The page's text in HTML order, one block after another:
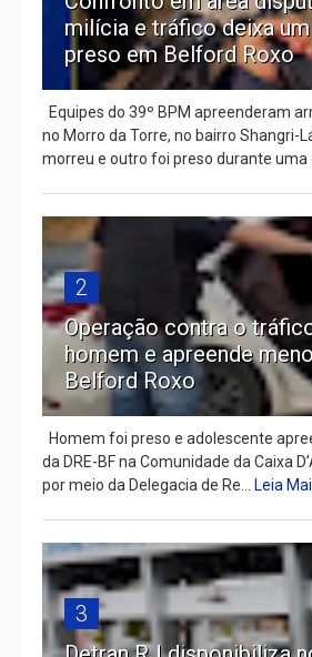
milícia e tráfico deixa
preso em Belford Roxo
Equipes do 39º BPM apreenderam
no Morro da Torre, no bairro Shangri-
morreu e outro foi preso durante uma
2
Operação contra o
homem e apreende
Belford Roxo
Homem foi preso e adolescente
da DRE-BF na Comunidade da Caixa
por meio da Delegacia de Re... Leia
3